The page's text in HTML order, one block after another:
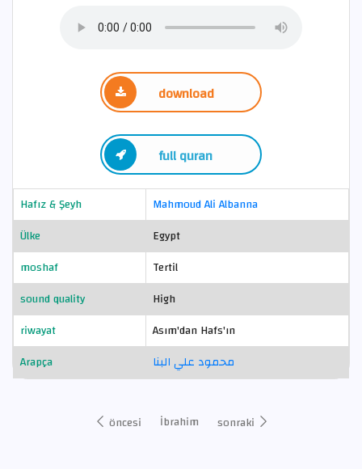
download
full quran
Hafız & Şeyh
Mahmoud Ali Albanna
Ülke
Egypt
moshaf
Tertil
sound quality
High
riwayat
Asım'dan Hafs'ın
Arapça
محمود علي البنا
öncesi İbrahim sonraki